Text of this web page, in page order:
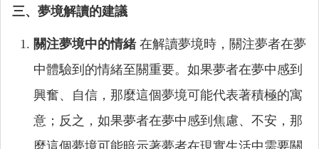
三、夢境解讀的建議
關注夢境中的情緒在解讀夢境時，關注夢者在夢
中體驗到的情緒至關重要。如果夢者在夢中感到
興奮、自信，那麼這個夢境可能代表著積極的寓
意；反之，如果夢者在夢中感到焦慮、不安，那
麼這個夢境可能暗示著夢者在現實生活中需要關